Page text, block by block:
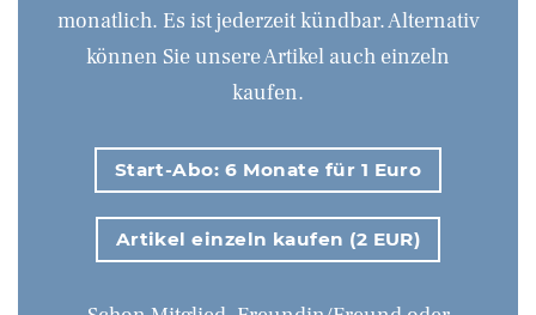
monatlich. Es ist jederzeit kündbar. Alternativ
können Sie unsere Artikel auch einzeln
kaufen.
Start-Abo: 6 Monate für 1 Euro
Artikel einzeln kaufen (2 EUR)